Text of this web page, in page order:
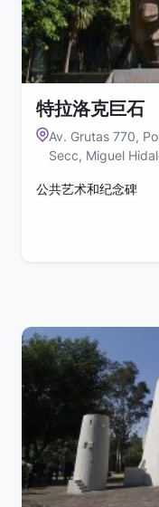
特拉洛克巨石
Av. Grutas 770,
Secc, Miguel
公共艺术和纪念碑